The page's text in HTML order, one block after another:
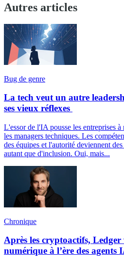
Autres articles
Bug de genre
La tech veut un autre
ses vieux réflexes
L'essor de l'IA pousse les entreprises
les managers techniques. Les
des équipes et l'autorité deviennent
autant que d'inclusion. Oui, mais...
Chronique
Après les cryptoactifs, Ledger
numérique à l’ère des agents